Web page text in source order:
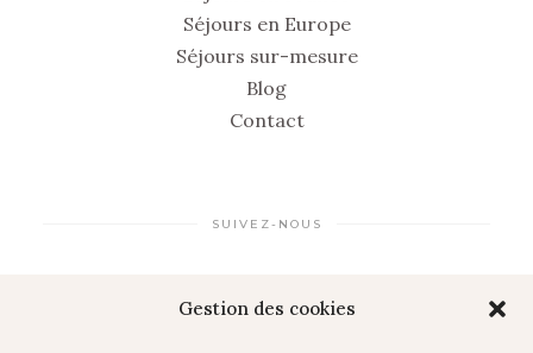
Gestion des cookies
Séjours en Europe
Séjours sur-mesure
Blog
Contact
SUIVEZ-NOUS